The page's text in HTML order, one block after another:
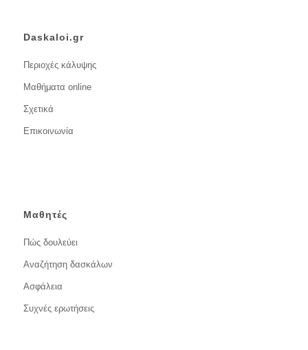
Daskaloi.gr
Περιοχές κάλυψης
Μαθήματα online
Σχετικά
Επικοινωνία
Μαθητές
Πώς δουλεύει
Αναζήτηση δασκάλων
Ασφάλεια
Συχνές ερωτήσεις